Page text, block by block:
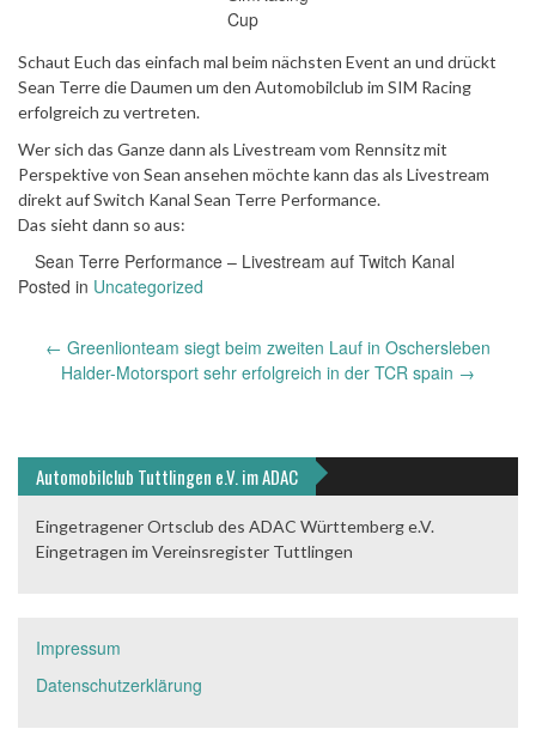
Cup
Schaut Euch das einfach mal beim nächsten Event an und drückt
Sean Terre die Daumen um den Automobilclub im SIM Racing
erfolgreich zu vertreten.
Wer sich das Ganze dann als Livestream vom Rennsitz mit
Perspektive von Sean ansehen möchte kann das als Livestream
direkt auf Switch Kanal Sean Terre Performance.
Das sieht dann so aus:
Sean Terre Performance – Livestream auf Twitch Kanal
Posted in Uncategorized
Post
navigation
← Greenlionteam siegt beim zweiten Lauf in Oschersleben
Halder-Motorsport sehr erfolgreich in der TCR spain →
Automobilclub Tuttlingen e.V. im ADAC
Eingetragener Ortsclub des ADAC Württemberg e.V.
Eingetragen im Vereinsregister Tuttlingen
Impressum
Datenschutzerklärung